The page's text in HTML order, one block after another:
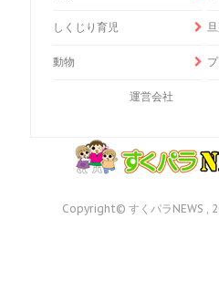
しくじり育児
動物
運営会社
Copyright© すくパラNEWS ,